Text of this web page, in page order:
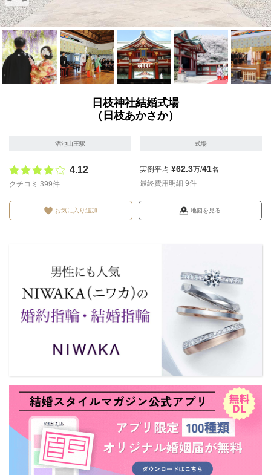
日枝神社結婚式場
（日枝あかさか）
溜池山王駅 式場
4.12
クチコミ 399件
実例平均 ¥62.3万/41名
最終費用明細 9件
お気に入り追加 地図を見る